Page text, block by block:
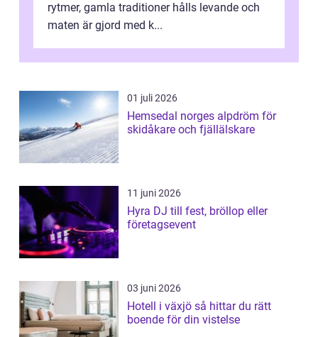
rytmer, gamla traditioner hålls levande och
maten är gjord med k...
01 juli 2026
Hemsedal norges alpdröm för
skidåkare och fjällälskare
11 juni 2026
Hyra DJ till fest, bröllop eller
företagsevent
03 juni 2026
Hotell i växjö så hittar du rätt
boende för din vistelse